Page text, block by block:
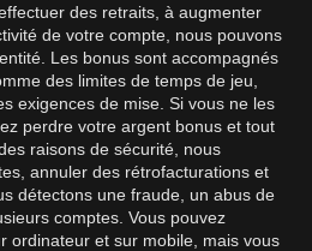
des retraits, à augmenter
de votre compte, nous pouvons
Les bonus sont accompagnés
des limites de temps de jeu,
exigences de mise. Si vous ne les
perdre votre argent bonus et tout
raisons de sécurité, nous
annuler des rétrofacturations et
détectons une fraude, un abus de
comptes. Vous pouvez
ordinateur et sur mobile, mais vous